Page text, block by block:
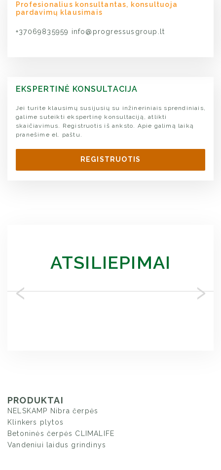
Profesionalius konsultantas, konsultuoja
pardavimų klausimais
+37069835959 info@progressusgroup.lt
EKSPERTINĖ KONSULTACIJA
Jei turite klausimų susijusių su inžineriniais sprendiniais,
galime suteikti ekspertinę konsultaciją, atlikti
skaičiavimus. Registruotis iš anksto. Apie galimą laiką
pranešime el. paštu.
REGISTRUOTIS
ATSILIEPIMAI
‹ ›
PRODUKTAI
NELSKAMP Nibra čerpės
Klinkers plytos
Betoninės čerpės CLIMALIFE
Vandeniui laidus grindinys